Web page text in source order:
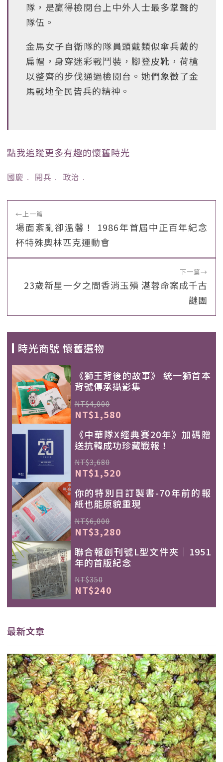
隊，是贏得檢閱台上中外人士最多掌聲的
隊伍。
金馬女子自衛隊的隊員頭戴類似傘兵戴的
扁帽，身穿迷彩戰鬥裝，腳登皮靴，荷槍
以整齊的步伐通過檢閱台。她們象徵了金
馬戰地全民皆兵的精神。
點我追蹤更多有趣的懷舊時光
國慶 ﹒ 閱兵 ﹒ 政治 ﹒
←上一篇
場面紊亂卻溫馨！ 1986年首屆中正百年紀念
杯特殊奧林匹克運動會
下一篇→
23歲新星一夕之間香消玉殞 湛蓉命案成千古
謎團
時光商號 懷舊選物
《獅王背後的故事》 統一獅首本
背號傳承攝影集
NT$4,000
NT$1,580
《中華隊X經典賽20年》加碼贈
送抗韓成功珍藏戰報！
NT$3,680
NT$1,520
你的特別日訂製書-70年前的報
紙也能原貌重現
NT$6,000
NT$3,280
聯合報創刊號L型文件夾｜1951
年的首版紀念
NT$350
NT$240
最新文章